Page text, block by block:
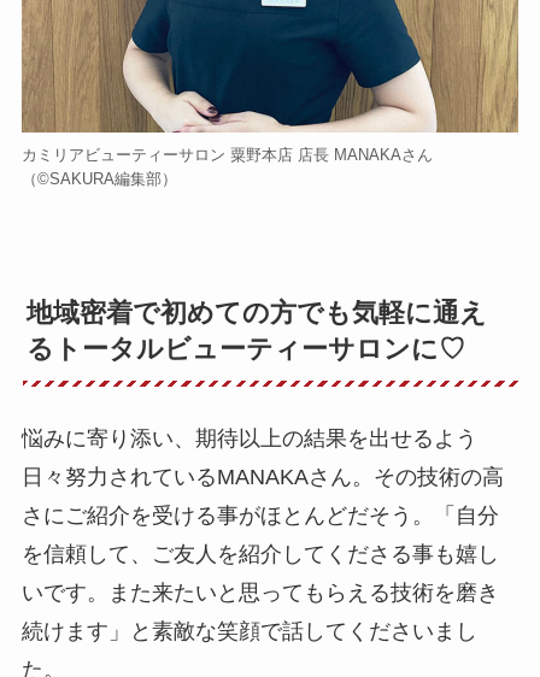
カミリアビューティーサロン 粟野本店 店長 MANAKAさん
（©️SAKURA編集部）
地域密着で初めての方でも気軽に通え
るトータルビューティーサロンに♡
悩みに寄り添い、期待以上の結果を出せるよう
日々努力されているMANAKAさん。その技術の高
さにご紹介を受ける事がほとんどだそう。「自分
を信頼して、ご友人を紹介してくださる事も嬉し
いです。また来たいと思ってもらえる技術を磨き
続けます」と素敵な笑顔で話してくださいまし
た。